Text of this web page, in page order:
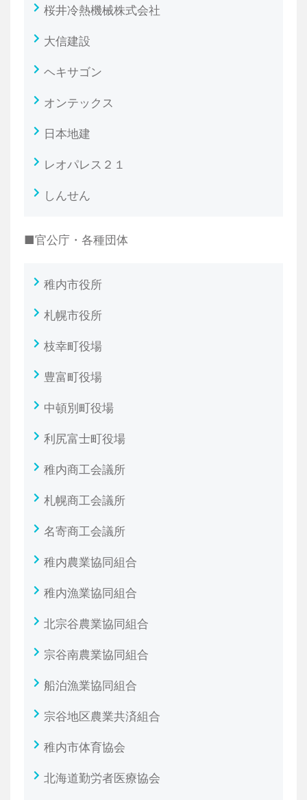
桜井冷熱機械株式会社
大信建設
ヘキサゴン
オンテックス
日本地建
レオパレス２１
しんせん
■官公庁・各種団体
稚内市役所
札幌市役所
枝幸町役場
豊富町役場
中頓別町役場
利尻富士町役場
稚内商工会議所
札幌商工会議所
名寄商工会議所
稚内農業協同組合
稚内漁業協同組合
北宗谷農業協同組合
宗谷南農業協同組合
船泊漁業協同組合
宗谷地区農業共済組合
稚内市体育協会
北海道勤労者医療協会